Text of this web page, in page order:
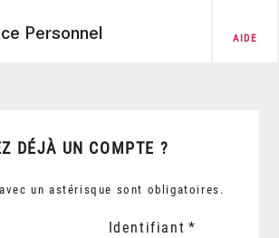
Personnel AIDE
DÉJÀ UN COMPTE ?
un astérisque sont obligatoires.
Identifiant